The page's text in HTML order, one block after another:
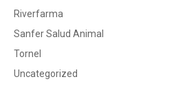
Riverfarma
Sanfer Salud Animal
Tornel
Uncategorized